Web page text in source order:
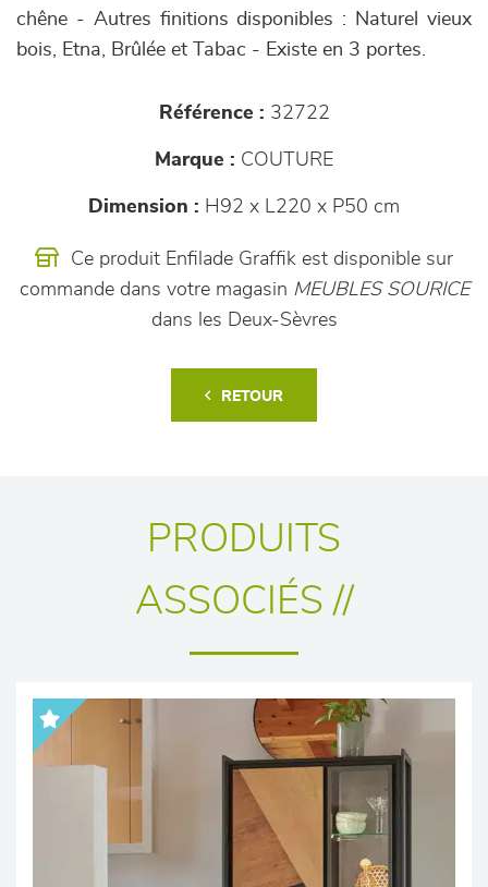
chêne - Autres finitions disponibles : Naturel vieux
bois, Etna, Brûlée et Tabac - Existe en 3 portes.
Référence : 32722
Marque : COUTURE
Dimension : H92 x L220 x P50 cm
Ce produit Enfilade Graffik est disponible sur
commande dans votre magasin MEUBLES SOURICE
dans les Deux-Sèvres
RETOUR
PRODUITS
ASSOCIÉS //